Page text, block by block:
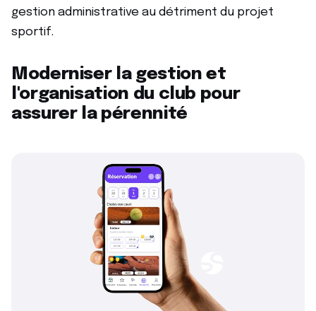
gestion administrative au détriment du projet
sportif.
Moderniser la gestion et
l'organisation du club pour
assurer la pérennité